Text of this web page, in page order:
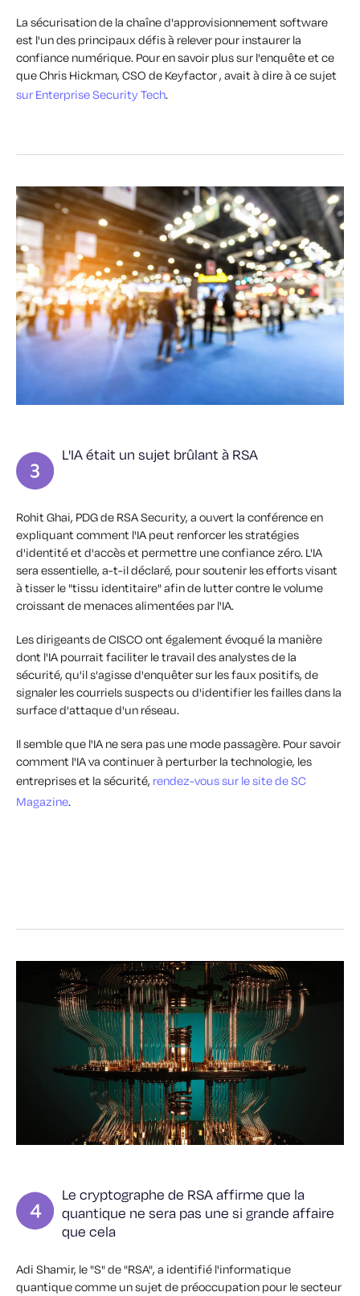
La sécurisation de la chaîne d'approvisionnement software
est l'un des principaux défis à relever pour instaurer la
confiance numérique. Pour en savoir plus sur l'enquête et ce
que Chris Hickman, CSO de Keyfactor , avait à dire à ce sujet
sur Enterprise Security Tech.
L'IA était un sujet brûlant à RSA
Rohit Ghai, PDG de RSA Security, a ouvert la conférence en
expliquant comment l'IA peut renforcer les stratégies
d'identité et d'accès et permettre une confiance zéro. L'IA
sera essentielle, a-t-il déclaré, pour soutenir les efforts visant
à tisser le "tissu identitaire" afin de lutter contre le volume
croissant de menaces alimentées par l'IA.
Les dirigeants de CISCO ont également évoqué la manière
dont l'IA pourrait faciliter le travail des analystes de la
sécurité, qu'il s'agisse d'enquêter sur les faux positifs, de
signaler les courriels suspects ou d'identifier les failles dans la
surface d'attaque d'un réseau.
Il semble que l'IA ne sera pas une mode passagère. Pour savoir
comment l'IA va continuer à perturber la technologie, les
entreprises et la sécurité, rendez-vous sur le site de SC
Magazine.
Le cryptographe de RSA affirme que la
quantique ne sera pas une si grande affaire
que cela
Adi Shamir, le "S" de "RSA", a identifié l'informatique
quantique comme un sujet de préoccupation pour le secteur